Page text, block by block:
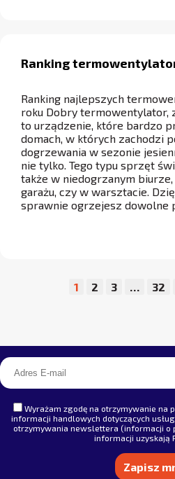
Ranking
Ranking najlepszych
roku Dobry termowentylator,
to urządzenie, które bardzo
domach, w których zachodzi
dogrzewania w sezonie
nie tylko. Tego typu sprzęt
także w niedogrzanym biurze,
garażu, czy w warsztacie.
sprawnie ogrzejesz dowolne
1 2 3 … 32
Wyrażam zgodę na otrzymywanie na
informacji handlowych dotyczących
otrzymywania newslettera (informacji o
informacji uzyskają